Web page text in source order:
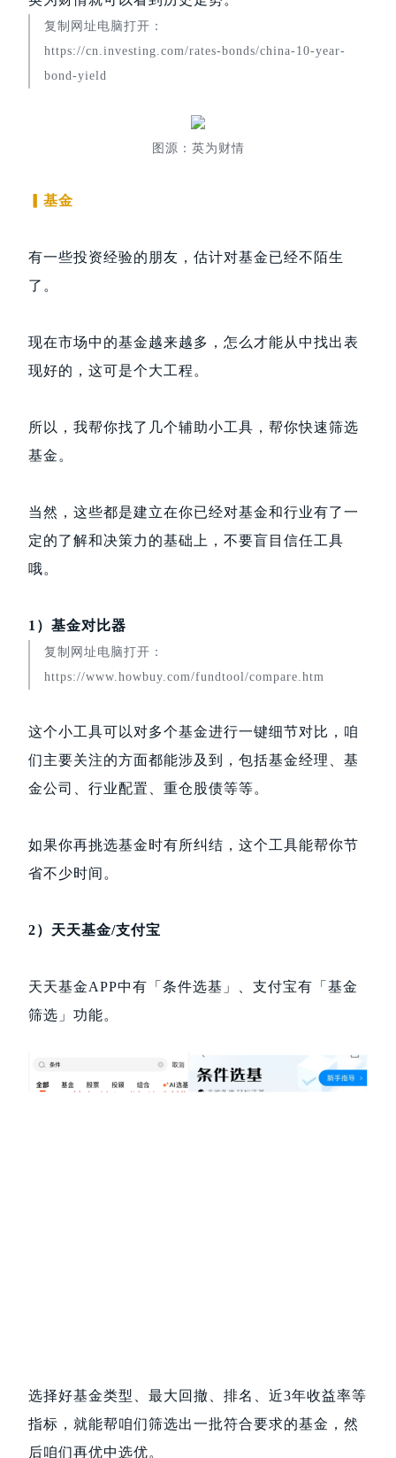
复制网址电脑打开：
https://cn.investing.com/rates-bonds/china-10-year-
bond-yield
图源：英为财情
▎基金
有一些投资经验的朋友，估计对基金已经不陌生
了。
现在市场中的基金越来越多，怎么才能从中找出表
现好的，这可是个大工程。
所以，我帮你找了几个辅助小工具，帮你快速筛选
基金。
当然，这些都是建立在你已经对基金和行业有了一
定的了解和决策力的基础上，不要盲目信任工具
哦。
1）基金对比器
复制网址电脑打开：
https://www.howbuy.com/fundtool/compare.htm
这个小工具可以对多个基金进行一键细节对比，咱
们主要关注的方面都能涉及到，包括基金经理、基
金公司、行业配置、重仓股债等等。
如果你再挑选基金时有所纠结，这个工具能帮你节
省不少时间。
2）天天基金/支付宝
天天基金APP中有「条件选基」、支付宝有「基金
筛选」功能。
选择好基金类型、最大回撤、排名、近3年收益率等
指标，就能帮咱们筛选出一批符合要求的基金，然
后咱们再优中选优。